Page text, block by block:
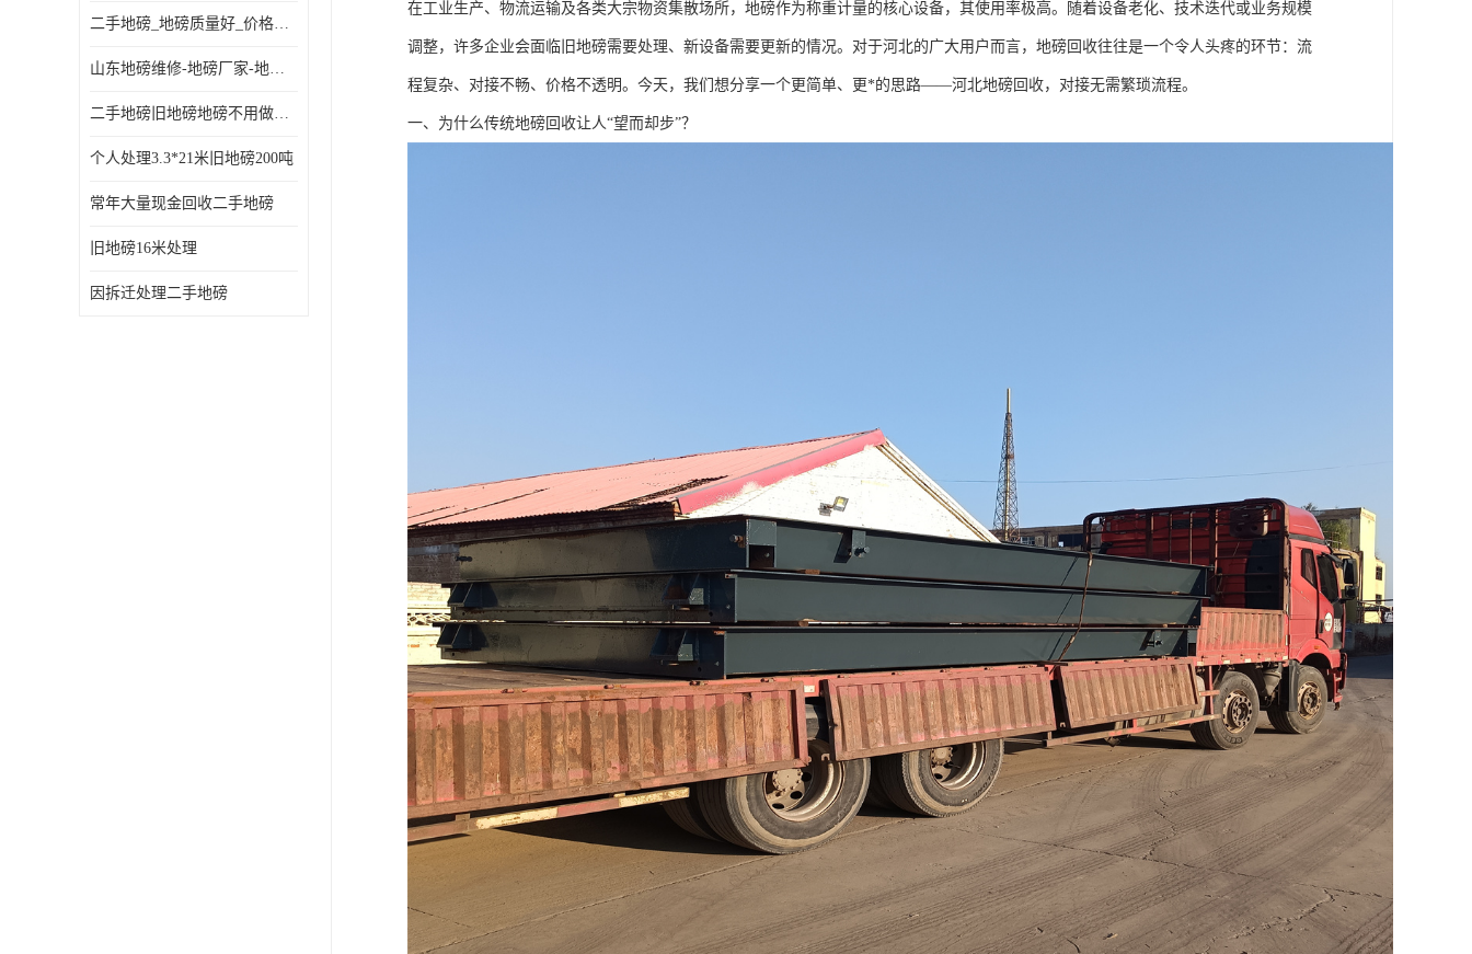
二手地磅_地磅质量好_价格便宜这里找【地磅行家】
山东地磅维修-地磅厂家-地磅价格-二手地磅
二手地磅旧地磅地磅不用做地基
个人处理3.3*21米旧地磅200吨
常年大量现金回收二手地磅
旧地磅16米处理
因拆迁处理二手地磅
在工业生产、物流运输及各类大宗物资集散场所，地磅作为称重计量的核心设备，其使用率极高。随着设备老化、技术迭代或业务规模
调整，许多企业会面临旧地磅需要处理、新设备需要更新的情况。对于河北的广大用户而言，地磅回收往往是一个令人头疼的环节：流
程复杂、对接不畅、价格不透明。今天，我们想分享一个更简单、更*的思路——河北地磅回收，对接无需繁琐流程。
一、为什么传统地磅回收让人“望而却步”？